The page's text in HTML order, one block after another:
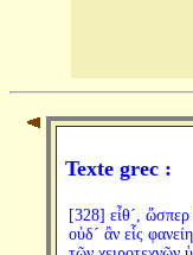
Texte grec :
[328] εἶθ´, ὥσπερ
οὐδ´ ἂν εἷς